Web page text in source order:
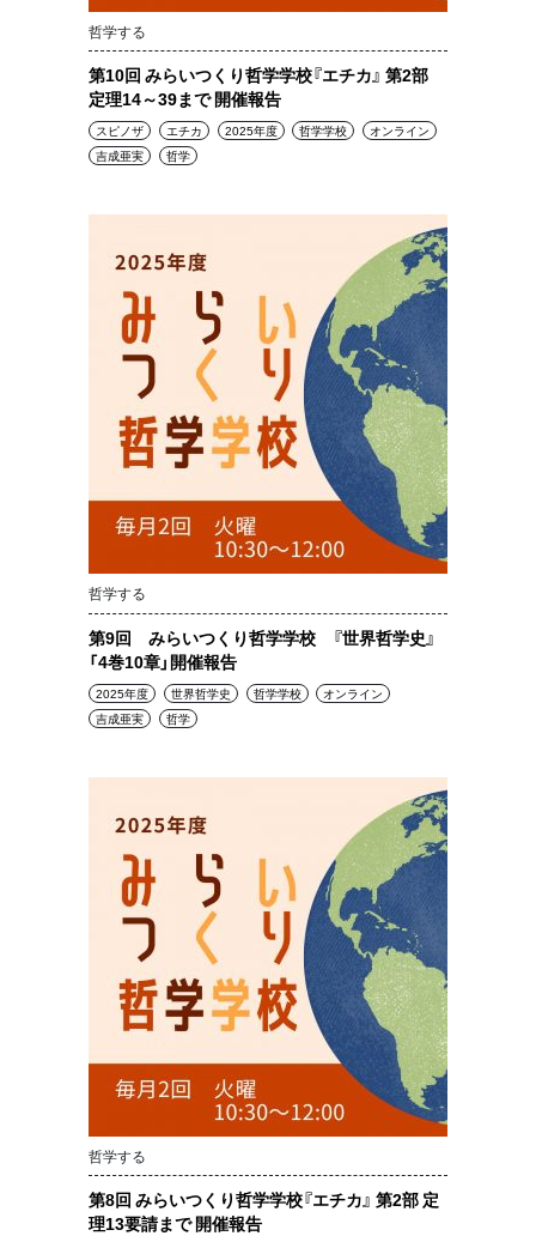
哲学する
第10回 みらいつくり哲学学校『エチカ』 第2部
定理14～39まで 開催報告
スピノザ エチカ 2025年度 哲学学校
オンライン
吉成亜実
哲学
哲学する
第9回 みらいつくり哲学学校 『世界哲学史』
「4巻10章」開催報告
2025年度 世界哲学史 哲学学校
オンライン
吉成亜実
哲学
哲学する
第8回 みらいつくり哲学学校『エチカ』 第2部 定
理13要請まで 開催報告